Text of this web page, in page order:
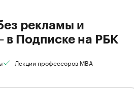
рекламы и
Подписке на РБК
Лекции профессоров MBA